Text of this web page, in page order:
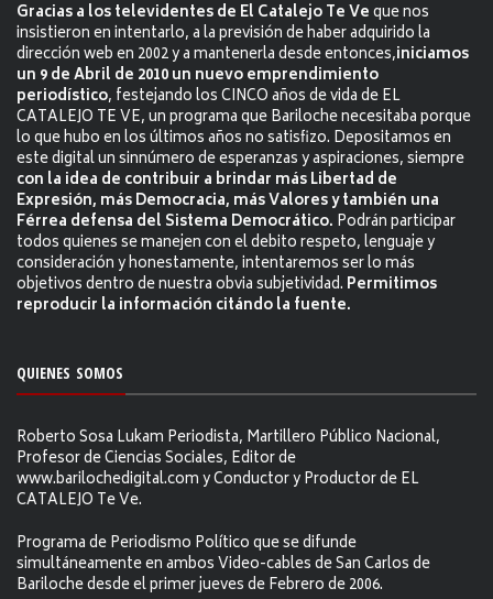
Gracias a los televidentes de El Catalejo Te Veque nos
insistieron en intentarlo, a la previsión de haber adquirido la
dirección web en 2002 y a mantenerla desde entonces,iniciamos
un 9 de Abril de 2010 un nuevo emprendimiento
periodístico, festejando los CINCO años de vida de EL
CATALEJO TE VE, un programa que Bariloche necesitaba porque
lo que hubo en los últimos años no satisfizo. Depositamos en
este digital un sinnúmero de esperanzas y aspiraciones, siempre
con la idea de contribuir a brindar más Libertad de
Expresión, más Democracia, más Valores y también una
Férrea defensa del Sistema Democrático. Podrán participar
todos quienes se manejen con el debito respeto, lenguaje y
consideración y honestamente, intentaremos ser lo más
objetivos dentro de nuestra obvia subjetividad. Permitimos
reproducir la información citándo la fuente.
QUIENES SOMOS
Roberto Sosa Lukam Periodista, Martillero Público Nacional,
Profesor de Ciencias Sociales, Editor de
www.barilochedigital.com y Conductor y Productor de EL
CATALEJO Te Ve.
Programa de Periodismo Político que se difunde
simultáneamente en ambos Video-cables de San Carlos de
Bariloche desde el primer jueves de Febrero de 2006.